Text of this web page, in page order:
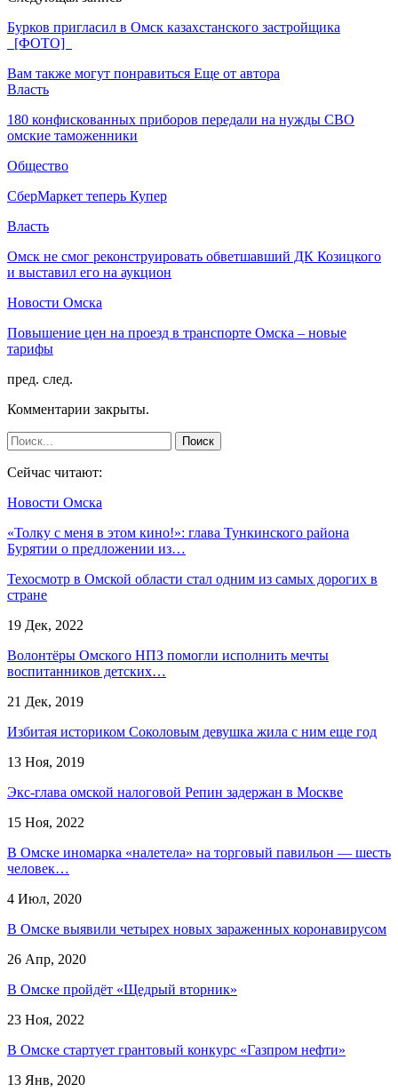
Бурков пригласил в Омск казахстанского застройщика
[ФОТО]
Вам также могут понравиться Еще от автора
Власть
180 конфискованных приборов передали на нужды СВО
омские таможенники
Общество
СберМаркет теперь Купер
Власть
Омск не смог реконструировать обветшавший ДК Козицкого
и выставил его на аукцион
Новости Омска
Повышение цен на проезд в транспорте Омска – новые
тарифы
пред. след.
Комментарии закрыты.
Сейчас читают:
Новости Омска
«Толку с меня в этом кино!»: глава Тункинского района
Бурятии о предложении из…
Техосмотр в Омской области стал одним из самых дорогих в
стране
19 Дек, 2022
Волонтёры Омского НПЗ помогли исполнить мечты
воспитанников детских…
21 Дек, 2019
Избитая историком Соколовым девушка жила с ним еще год
13 Ноя, 2019
Экс-глава омской налоговой Репин задержан в Москве
15 Ноя, 2022
В Омске иномарка «налетела» на торговый павильон — шесть
человек…
4 Июл, 2020
В Омске выявили четырех новых зараженных коронавирусом
26 Апр, 2020
В Омске пройдёт «Щедрый вторник»
23 Ноя, 2022
В Омске стартует грантовый конкурс «Газпром нефти»
13 Янв, 2020